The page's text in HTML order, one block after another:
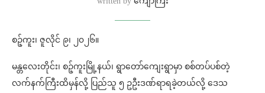
စဉ့်ကူး၊ ဇူလိုင် ၉၊ ၂၀၂၆။
မန္တလေးတိုင်း၊ စဉ့်ကူးမြို့နယ်၊ ရွာတော်ကျေးရွာမှာ စစ်တပ်ပစ်တဲ့
လက်နက်ကြီးထိမှန်လို့ ပြည်သူ ၅ ဥဦးဒဏ်ရာရခဲ့တယ်လို့ ဒေသ